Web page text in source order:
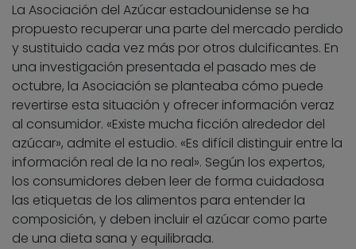
La Asociación del Azúcar estadounidense se ha
propuesto recuperar una parte del mercado perdido
y sustituido cada vez más por otros dulcificantes. En
una investigación presentada el pasado mes de
octubre, la Asociación se planteaba cómo puede
revertirse esta situación y ofrecer información veraz
al consumidor. «Existe mucha ficción alrededor del
azúcar», admite el estudio. «Es difícil distinguir entre la
información real de la no real». Según los expertos,
los consumidores deben leer de forma cuidadosa
las etiquetas de los alimentos para entender la
composición, y deben incluir el azúcar como parte
de una dieta sana y equilibrada.